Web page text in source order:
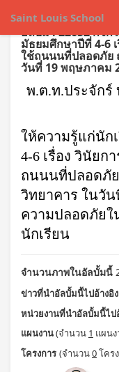
Saint Louis School
อัลบั้ม : 22652 กิจก
มัธยมศึกษาปีที่ 4-6
ใช้ถนนนที่ปลอดภัย
วันที่ 19 พฤษภาคม
พ.ต.ท.ประจักร์
ให้ความรู้แก่นัก
4-6 เรื่อง วินัยก
ถนนนที่ปลอดภั
วิทยาคาร ในวัน
ความปลอดภัย
นักเรียน
จำนวนภาพในอัลบั้มนี้
ข่าวที่นำอัลบั้มนี้ไปอ้างอิง
หน่วยงานที่นำอัลบั้มนี้ไป
แผนงาน(จำนวน 1 แผน
โครงการ (จำนวน0โคร